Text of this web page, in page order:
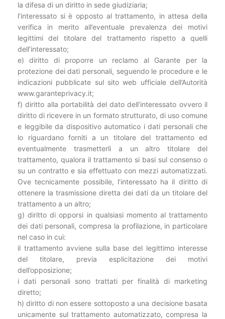
la difesa di un diritto in sede giudiziaria;
l’interessato si è opposto al trattamento, in attesa della
verifica in merito all’eventuale prevalenza dei motivi
legittimi del titolare del trattamento rispetto a quelli
dell’interessato;
e) diritto di proporre un reclamo al Garante per la
protezione dei dati personali, seguendo le procedure e le
indicazioni pubblicate sul sito web ufficiale dell’Autorità
www.garanteprivacy.it;
f) diritto alla portabilità del dato dell’interessato ovvero il
diritto di ricevere in un formato strutturato, di uso comune
e leggibile da dispositivo automatico i dati personali che
lo riguardano forniti a un titolare del trattamento ed
eventualmente trasmetterli a un altro titolare del
trattamento, qualora il trattamento si basi sul consenso o
su un contratto e sia effettuato con mezzi automatizzati.
Ove tecnicamente possibile, l’interessato ha il diritto di
ottenere la trasmissione diretta dei dati da un titolare del
trattamento a un altro;
g) diritto di opporsi in qualsiasi momento al trattamento
dei dati personali, compresa la profilazione, in particolare
nel caso in cui:
il trattamento avviene sulla base del legittimo interesse
del titolare, previa esplicitazione dei motivi
dell’opposizione;
i dati personali sono trattati per finalità di marketing
diretto;
h) diritto di non essere sottoposto a una decisione basata
unicamente sul trattamento automatizzato, compresa la